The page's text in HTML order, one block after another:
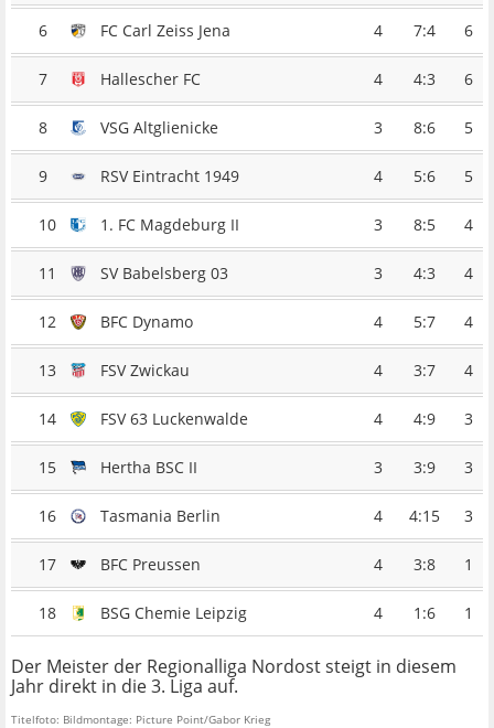
6 FC Carl Zeiss Jena 4 7:4 6
7 Hallescher FC 4 4:3 6
8 VSG Altglienicke 3 8:6 5
9 RSV Eintracht 1949 4 5:6 5
10 1. FC Magdeburg II 3 8:5 4
11 SV Babelsberg 03 3 4:3 4
12 BFC Dynamo 4 5:7 4
13 FSV Zwickau 4 3:7 4
14 FSV 63 Luckenwalde 4 4:9 3
15 Hertha BSC II 3 3:9 3
16 Tasmania Berlin 4 4:15 3
17 BFC Preussen 4 3:8 1
18 BSG Chemie Leipzig 4 1:6 1
Der Meister der Regionalliga Nordost steigt in diesem
Jahr direkt in die 3. Liga auf.
Titelfoto: Bildmontage: Picture Point/Gabor Krieg